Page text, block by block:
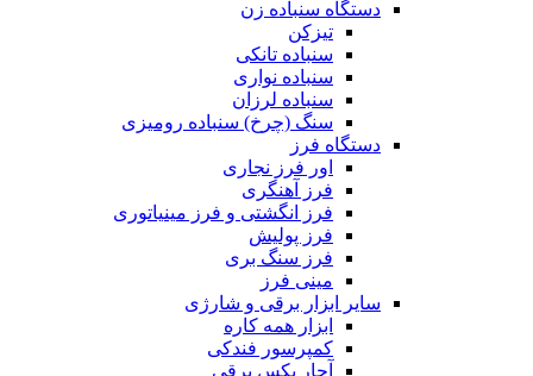
دستگاه سنباده زن
تیزکن
سنباده تانکی
سنباده نواری
سنباده لرزان
سنگ (چرخ) سنباده رومیزی
دستگاه فرز
اور فرز نجاری
فرز آهنگری
فرز انگشتی و فرز مینیاتوری
فرز پولیش
فرز سنگ بری
مینی فرز
سایر ابزار برقی و شارژی
ابزار همه کاره
کمپرسور فندکی
آچار بکس برقی